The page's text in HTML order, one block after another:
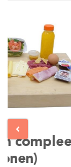
(vanaf 4